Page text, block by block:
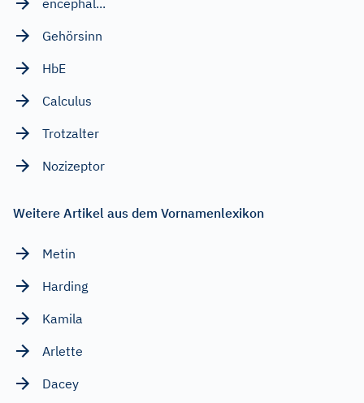
Gehörsinn
HbE
Calculus
Trotzalter
Nozizeptor
Weitere Artikel aus dem Vornamenlexikon
Metin
Harding
Kamila
Arlette
Dacey